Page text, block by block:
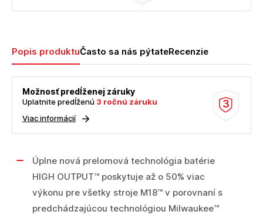
Popis produktuČasto sa nás pýtateRecenzie
3
Možnosť predĺženej záruky
Uplatnite predĺženú 3 ročnú záruku
Viac informácií
Úplne nová prelomová technológia batérie
HIGH OUTPUT™ poskytuje až o 50% viac
výkonu pre všetky stroje M18™ v porovnaní s
predchádzajúcou technológiou Milwaukee™